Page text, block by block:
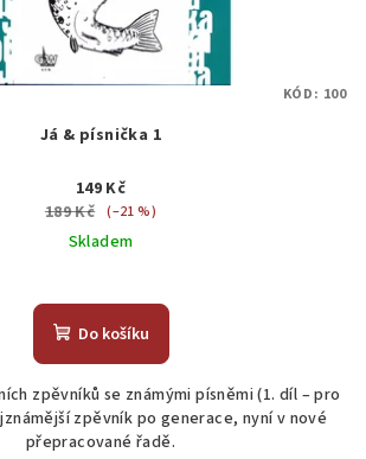
Já & písnička 1
149 Kč
189 Kč (–21 %)
Skladem
hodnocení
produktu
z
5
hvězdiček.
Do košíku
zpěvníků se známými písněmi (1. díl – pro
zpěvník po generace, nyní v nové
přepracované řadě.
KÓD: 100